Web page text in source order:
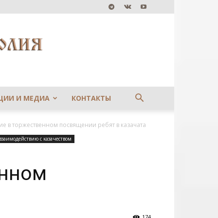
И МЕДИА КОНТАКТЫ
в торжественном посвящении ребят в казачата
с казачеством